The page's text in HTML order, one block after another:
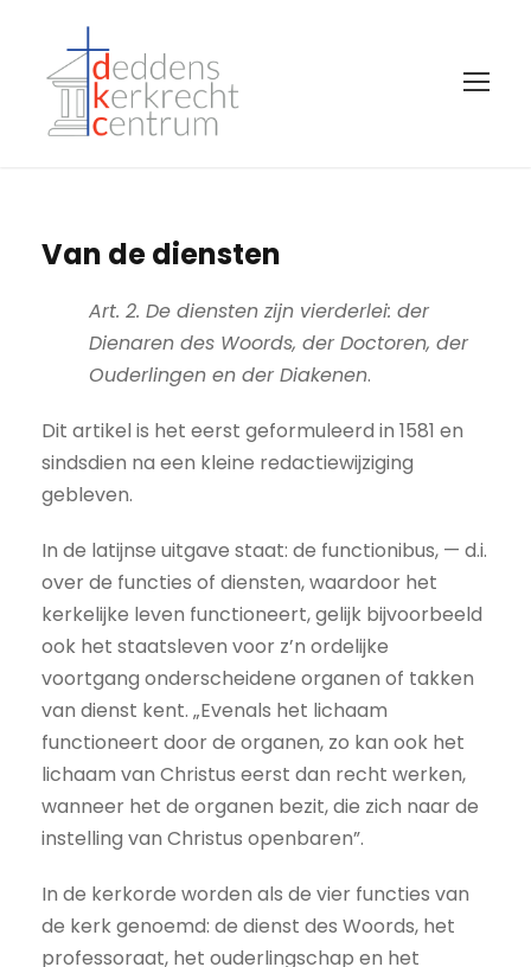
Van de diensten
Art. 2. De diensten zijn vierderlei: der
Dienaren des Woords, der Doctoren, der
Ouderlingen en der Diakenen.
Dit artikel is het eerst geformuleerd in 1581 en
sindsdien na een kleine redactiewijziging
gebleven.
In de latijnse uitgave staat: de functionibus, — d.i.
over de functies of diensten, waardoor het
kerkelijke leven functioneert, gelijk bijvoorbeeld
ook het staatsleven voor z’n ordelijke
voortgang onderscheidene organen of takken
van dienst kent. „Evenals het lichaam
functioneert door de organen, zo kan ook het
lichaam van Christus eerst dan recht werken,
wanneer het de organen bezit, die zich naar de
instelling van Christus openbaren”.
In de kerkorde worden als de vier functies van
de kerk genoemd: de dienst des Woords, het
professoraat, het ouderlingschap en het